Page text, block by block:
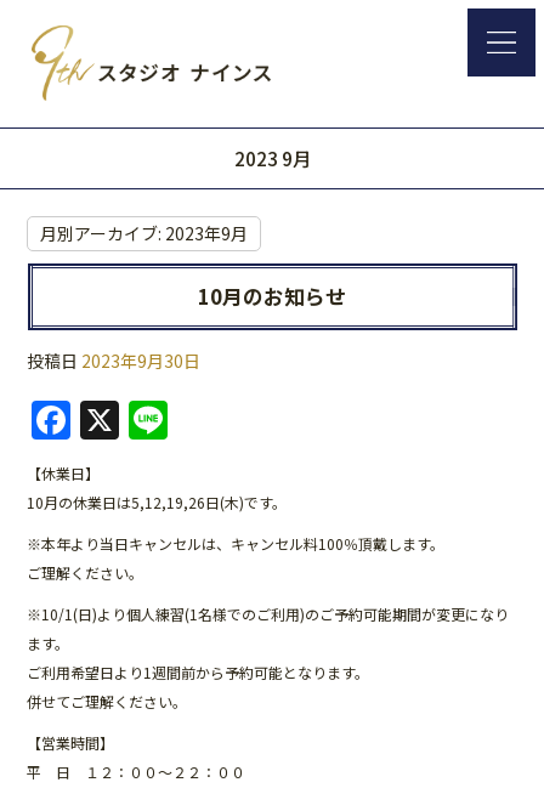
2023 9月
月別アーカイブ: 2023年9月
10月のお知らせ
投稿日 2023年9月30日
F
a
c
e
b
o
o
k
X
e
【休業日】
10月の休業日は5,12,19,26日(木)です。
※本年より当日キャンセルは、キャンセル料100％頂戴します。
ご理解ください。
※10/1(日)より個人練習(1名様でのご利用)のご予約可能期間が変更になり
ます。
ご利用希望日より1週間前から予約可能となります。
併せてご理解ください。
【営業時間】
平 日 １２：００～２２：００